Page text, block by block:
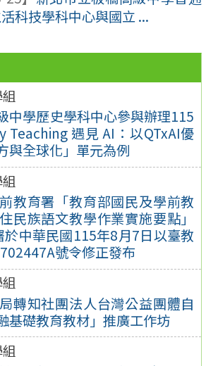
中學歷史學科中心參與辦理115
Teaching 遇見 AI：以QTxAI優
與全球化」單元為例
教育署「教育部國民及學前教
民族語文教學作業實施要點」
中華民國115年8月7日以臺教
號令修正發布
轉知社團法人台灣公益團體自
基礎教育教材」推廣工作坊
科技學科中心與國立 ...